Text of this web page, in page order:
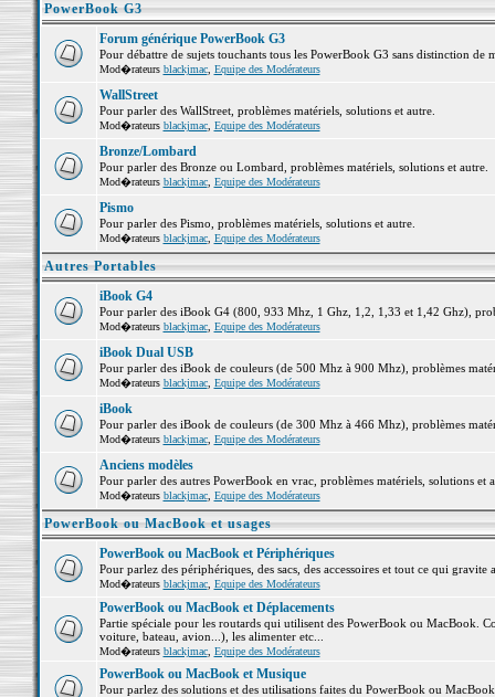
PowerBook G3
Forum générique PowerBook G3
Pour débattre de sujets touchants tous les PowerBook G3 sans distinction de
Mod�rateurs blackjmac, Equipe des Modérateurs
WallStreet
Pour parler des WallStreet, problèmes matériels, solutions et autre.
Mod�rateurs blackjmac, Equipe des Modérateurs
Bronze/Lombard
Pour parler des Bronze ou Lombard, problèmes matériels, solutions et autre.
Mod�rateurs blackjmac, Equipe des Modérateurs
Pismo
Pour parler des Pismo, problèmes matériels, solutions et autre.
Mod�rateurs blackjmac, Equipe des Modérateurs
Autres Portables
iBook G4
Pour parler des iBook G4 (800, 933 Mhz, 1 Ghz, 1,2, 1,33 et 1,42 Ghz),
Mod�rateurs blackjmac, Equipe des Modérateurs
iBook Dual USB
Pour parler des iBook de couleurs (de 500 Mhz à 900 Mhz), problèmes
Mod�rateurs blackjmac, Equipe des Modérateurs
iBook
Pour parler des iBook de couleurs (de 300 Mhz à 466 Mhz), problèmes
Mod�rateurs blackjmac, Equipe des Modérateurs
Anciens modèles
Pour parler des autres PowerBook en vrac, problèmes matériels, solutions et
Mod�rateurs blackjmac, Equipe des Modérateurs
PowerBook ou MacBook et usages
PowerBook ou MacBook et Périphériques
Pour parlez des périphériques, des sacs, des accessoires et tout ce qui
Mod�rateurs blackjmac, Equipe des Modérateurs
PowerBook ou MacBook et Déplacements
Partie spéciale pour les routards qui utilisent des PowerBook ou MacBook.
voiture, bateau, avion...), les alimenter etc...
Mod�rateurs blackjmac, Equipe des Modérateurs
PowerBook ou MacBook et Musique
Pour parlez des solutions et des utilisations faites du PowerBook ou